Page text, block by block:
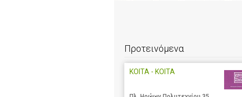
Προτεινόμενα
ΚΟΙΤΑ - ΚΟΙΤΑ